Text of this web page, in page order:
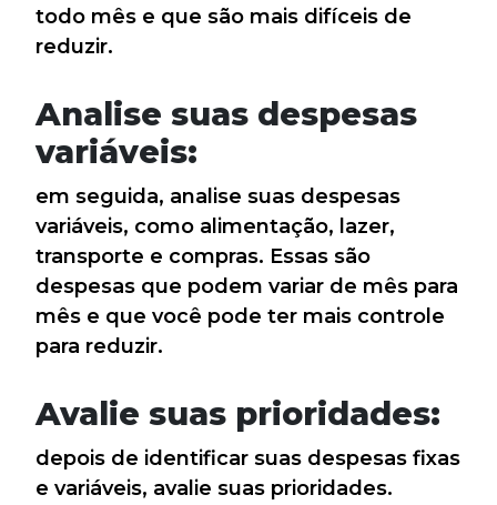
todo mês e que são mais difíceis de
reduzir.
Analise suas despesas
variáveis:
em seguida, analise suas despesas
variáveis, como alimentação, lazer,
transporte e compras. Essas são
despesas que podem variar de mês para
mês e que você pode ter mais controle
para reduzir.
Avalie suas prioridades:
depois de identificar suas despesas fixas
e variáveis, avalie suas prioridades.